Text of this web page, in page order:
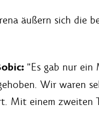
äußern sich die
"Es gab nur ein
Wir waren
Mit einem